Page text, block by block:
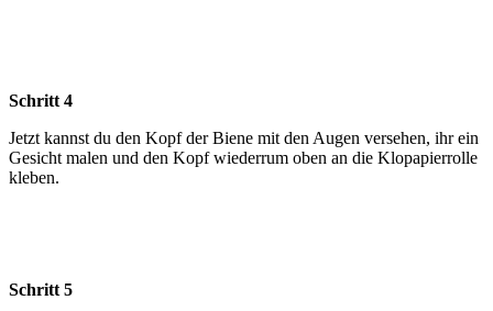
Schritt 4
Jetzt kannst du den Kopf der Biene mit den Augen versehen, ihr ein
Gesicht malen und den Kopf wiederrum oben an die Klopapierrolle
kleben.
Schritt 5